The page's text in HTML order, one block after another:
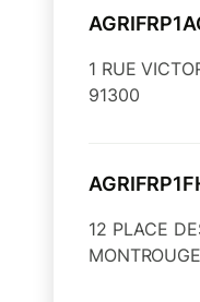
1 RUE
91300
12 PLACE